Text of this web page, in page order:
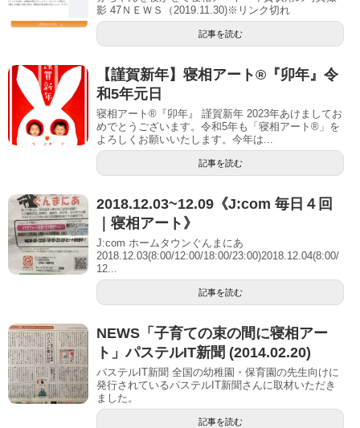
影 47ＮＥＷＳ（2019.11.30)※リンク切れ
記事を読む
【謹賀新年】寝相アート®︎『卯年』令
和5年元日
寝相アート®『卯年』 謹賀新年 2023年あけましてお
めでとうございます。令和5年も「寝相アート®︎」を
よろしくお願いいたします。今年は...
記事を読む
2018.12.03~12.09《J:com 毎日４回
｜寝相アート》
J:com ホームタウンぐんまにあ
2018.12.03(8:00/12:00/18:00/23:00)2018.12.04(8:00/
12...
記事を読む
NEWS「子育ての束の間に寝相アー
ト」パステルIT新聞 (2014.02.20)
パステルIT新聞 全国の幼稚園・保育園の先生向けに
発行されているパステルIT新聞さんに取材いただき
ました。
記事を読む